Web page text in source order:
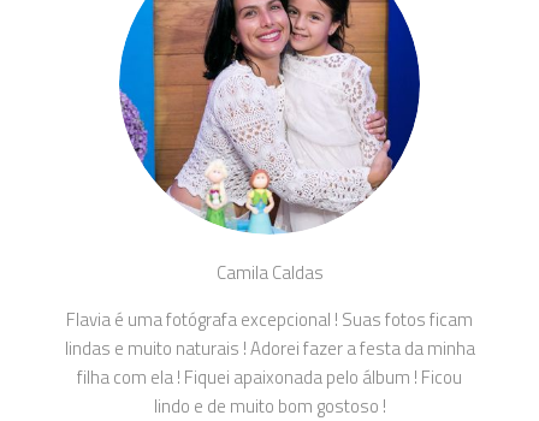
Camila Caldas
Flavia é uma fotógrafa excepcional ! Suas fotos ficam
lindas e muito naturais ! Adorei fazer a festa da minha
filha com ela ! Fiquei apaixonada pelo álbum ! Ficou
lindo e de muito bom gostoso !